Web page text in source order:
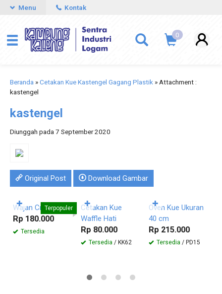
Menu Kontak
0
Beranda »Cetakan Kue Kastengel Gagang Plastik » Attachment :
kastengel
kastengel
Diunggah pada 7 September 2020
Original Post Download Gambar
Pesan
Terpopuler
Wajan Crepes
Rp 180.000
Tersedia
✚
Pesan
Cetakan Kue
Waffle Hati
Rp 80.000
Tersedia / KK62
✚
Oven Kue Ukuran
40 cm
Rp 215.000
Tersedia / PD15
✚